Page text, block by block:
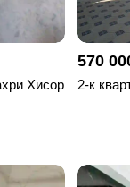
Хисор
570
2-к